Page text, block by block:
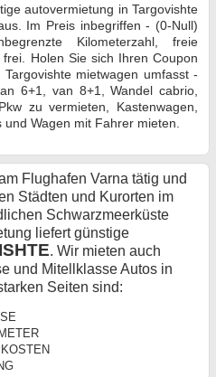
autovermietung in Targovishte
Im Preis inbegriffen - (0-Null)
Kilometerzahl, freie
Holen Sie sich Ihren Coupon
mietwagen umfasst -
6+1, van 8+1, Wandel cabrio,
zu vermieten, Kastenwagen,
Wagen mit Fahrer mieten.
Flughafen Varna tätig und
Städten und Kurorten im
Schwarzmeerküste
liefert günstige
. Wir mieten auch
und Mitellklasse Autos in
Seiten sind: